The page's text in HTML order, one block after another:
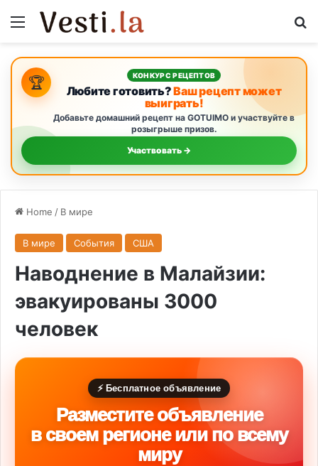
Menu
🏆 КОНКУРС РЕЦЕПТОВ
Любите готовить?Ваш рецепт может
выиграть!
Добавьте домашний рецепт на GOTUIMO и участвуйте в
розыгрыше призов.
Участвовать →
Home / В мире
В мире События США
Наводнение в Малайзии:
эвакуированы 3000
человек
⚡ Бесплатное объявление
Разместите объявление
в своем регионе или по всему
миру